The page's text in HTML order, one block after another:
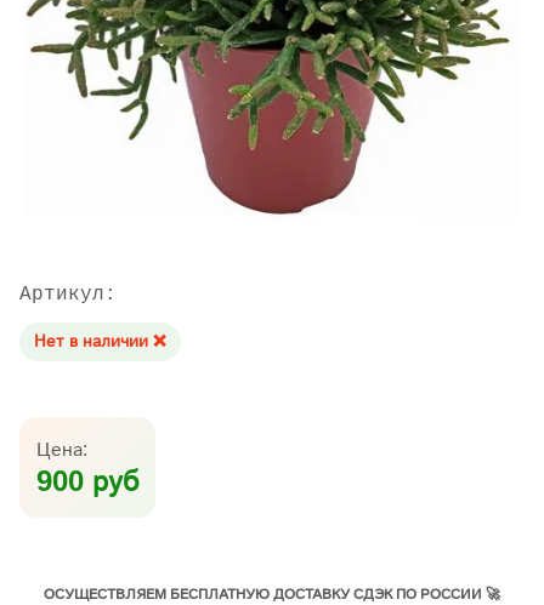
Артикул:
Нет в наличии ❌
Цена:
900 руб
ОСУЩЕСТВЛЯЕМ БЕСПЛАТНУЮ ДОСТАВКУ СДЭК ПО РОССИИ 🚀